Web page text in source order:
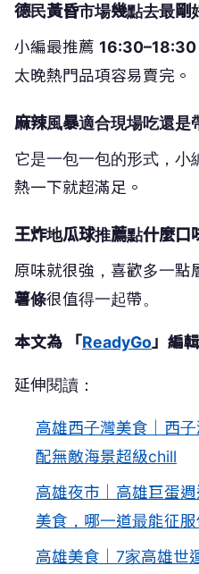
德民黃昏市場幾點去最剛
小編最推薦 16:30–18:30
太晚熱門品項容易賣完。
麻辣風暴適合現場吃還是
它是一包一包的形式，小
熱一下就超滿足。
王炸地瓜球推薦點什麼口
原味就很強，喜歡多一點
薯條很值得一起帶。
本文為 「ReadyGo」編
延伸閱讀：
高雄西子灣美食｜西
配無敵海景超級chill
高雄夜市｜高雄巨蛋
美食，哪一道最能征服
高雄美食｜7家高雄世